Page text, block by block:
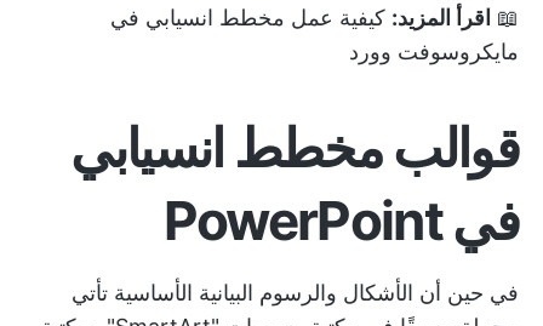
📖 اقرأ المزيد: كيفية عمل مخطط انسيابي في
مايكروسوفت وورد
قوالب مخطط انسيابي
في PowerPoint
في حين أن الأشكال والرسوم البيانية الأساسية تأتي